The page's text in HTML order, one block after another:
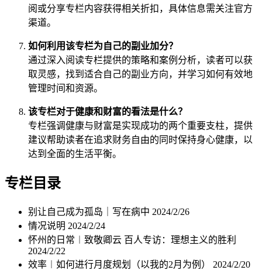
阅或分享专栏内容获得相关折扣，具体信息需关注官方
渠道。
如何利用该专栏为自己的副业加分？
通过深入阅读专栏提供的策略和案例分析，读者可以获
取灵感，找到适合自己的副业方向，并学习如何有效地
管理时间和资源。
该专栏对于健康和财富的看法是什么？
专栏强调健康与财富是实现成功的两个重要支柱，提供
建议帮助读者在追求财务自由的同时保持身心健康，以
达到全面的生活平衡。
专栏目录
别让自己成为孤岛｜写在病中 2024/2/26
情况说明 2024/2/24
怀州的日常︱致敬卿云 百人专访：理想主义的胜利
2024/2/22
效率︱如何进行月度规划（以我的2月为例） 2024/2/20